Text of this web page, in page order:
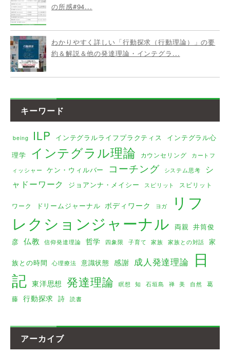
の所感#94...
わかりやすく詳しい「行動探求（行動理論）」の要
約＆解説＆他の発達理論・インテグラ...
キーワード
being ILP インテグラルライフプラクティス
インテグラル心
理学
インテグラル理論 カウンセリング
カートフ
ィッシャー
ケン・ウィルバー コーチング システム思考
シ
ャドーワーク
ジョアンナ・メイシー スピリット スピリット
ワーク ドリームジャーナル ボディワーク ヨガ
リフ
レクションジャーナル 両親 井筒俊
彦 仏教 信仰発達理論 哲学 四象限 子育て 家族 家族との対話 家
族との時間 心理療法 意識状態 感謝 成人発達理論
日
記 東洋思想 発達理論 瞑想 知 石垣島 禅 美 自然
葛
藤 行動探求 詩 読書
アーカイブ